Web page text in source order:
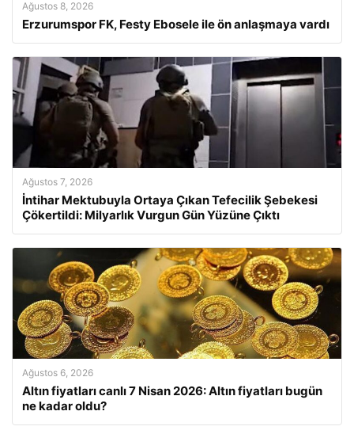
Ağustos 8, 2026
Erzurumspor FK, Festy Ebosele ile ön anlaşmaya vardı
Ağustos 7, 2026
İntihar Mektubuyla Ortaya Çıkan Tefecilik Şebekesi
Çökertildi: Milyarlık Vurgun Gün Yüzüne Çıktı
Ağustos 6, 2026
Altın fiyatları canlı 7 Nisan 2026: Altın fiyatları bugün
ne kadar oldu?